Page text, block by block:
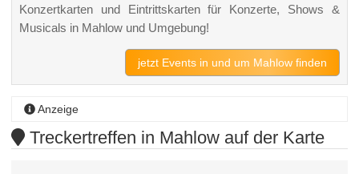
Konzertkarten und Eintrittskarten für Konzerte, Shows &
Musicals in Mahlow und Umgebung!
jetzt Events in und um Mahlow finden
Anzeige
Treckertreffen in Mahlow auf der Karte